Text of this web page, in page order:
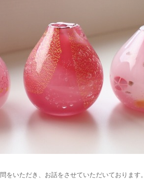
をいただき、お話をさせていただいております。